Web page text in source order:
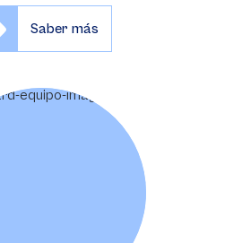
Saber más